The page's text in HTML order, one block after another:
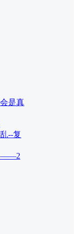
是真
--复
——2